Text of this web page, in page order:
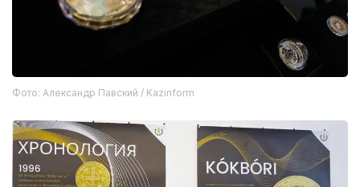
Фото: Александр Павский / Kazinform